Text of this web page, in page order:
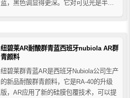
蓝，黑色调显得更深。它对可见光是半透
纽碧莱AR耐酸群青蓝西班牙nubiola AR群
青颜料
纽碧莱群青蓝AR是西班牙Nubiola公司生产
的新品耐酸群青颜料，它是RA-40的升级
版，AR应用了新的硅膜包覆技术，可以提